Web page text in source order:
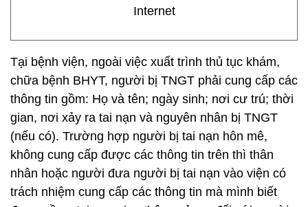
Internet
Tại bệnh viện, ngoài việc xuất trình thủ tục khám,
chữa bệnh BHYT, người bị TNGT phải cung cấp các
thông tin gồm: Họ và tên; ngày sinh; nơi cư trú; thời
gian, nơi xảy ra tai nạn và nguyên nhân bị TNGT
(nếu có). Trường hợp người bị tai nạn hôn mê,
không cung cấp được các thông tin trên thì thân
nhân hoặc người đưa người bị tai nạn vào viện có
trách nhiệm cung cấp các thông tin mà mình biết